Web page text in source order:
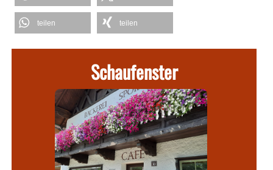
teilen teilen
Schaufenster